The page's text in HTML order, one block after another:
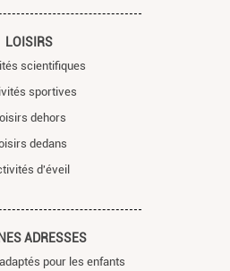
LOISIRS
scientifiques
sportives
dehors
dedans
d'éveil
ADRESSES
pour les enfants